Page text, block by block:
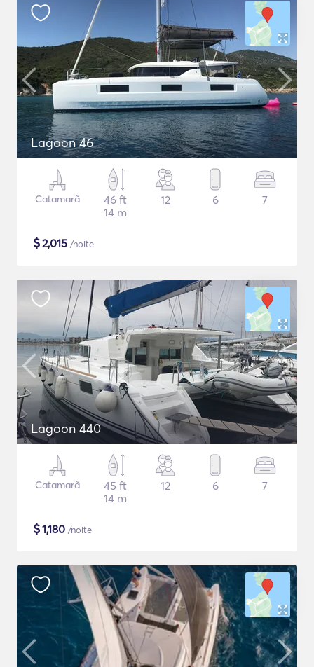
Lagoon 46
Catamarã
46 ft
14 m
12 6 7
$2,015 /noite
Lagoon 440
Catamarã
45 ft
14 m
12 6 7
$1,180 /noite